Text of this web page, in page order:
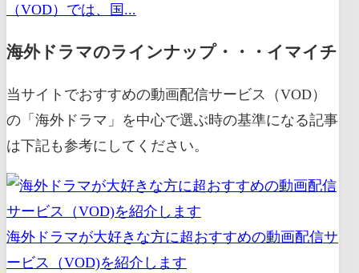
（VOD）では、国...
海外ドラマのラインナップ・・・イマイチ
当サイトでおすすめの動画配信サービス（VOD）
の「海外ドラマ」を中心で選ぶ時の基準になる記事
は下記も参考にしてください。
海外ドラマが大好きな方に超おすすめの動画配信サ
ービス（VOD)を紹介します